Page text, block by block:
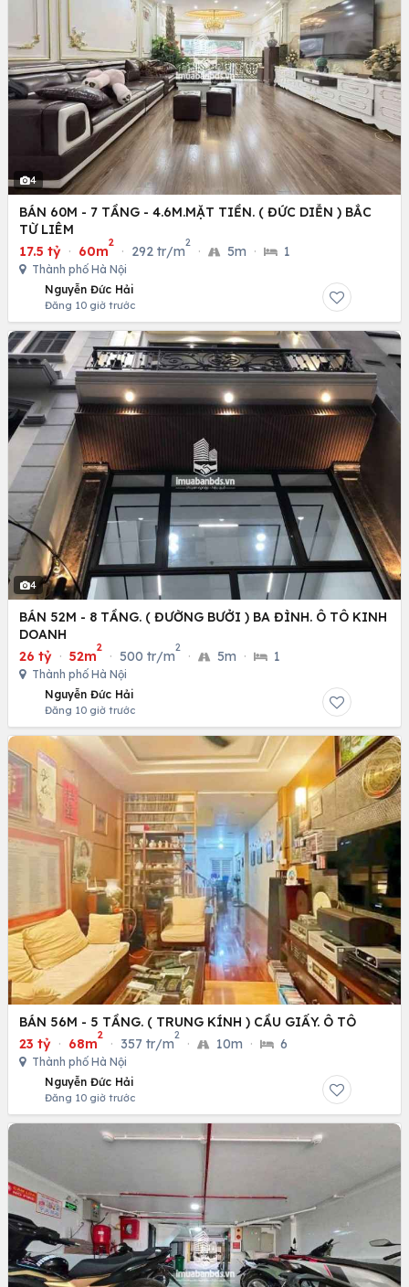
4
BÁN 60M - 7 TẦNG - 4.6M.MẶT TIỀN. ( ĐỨC DIỄN ) BẮC
TỪ LIÊM
17.5 tỷ · 60m
2
· 292 tr/m
2
· 5m · 1
Thành phố Hà Nội
Nguyễn Đức Hải
Đăng 10 giờ trước
4
BÁN 52M - 8 TẦNG. ( ĐƯỜNG BƯỞI ) BA ĐÌNH. Ô TÔ KINH
DOANH
26 tỷ · 52m
2
· 500 tr/m
2
· 5m · 1
Thành phố Hà Nội
Nguyễn Đức Hải
Đăng 10 giờ trước
BÁN 56M - 5 TẦNG. ( TRUNG KÍNH ) CẦU GIẤY. Ô TÔ
23 tỷ · 68m
2
· 357 tr/m
2
· 10m · 6
Thành phố Hà Nội
Nguyễn Đức Hải
Đăng 10 giờ trước